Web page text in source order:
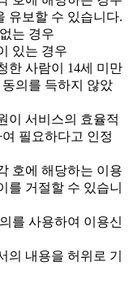
유보할 수 있습니다.
는 경우
있는 경우
한 사람이 14세 미만
의를 득하지 않았
이 서비스의 효율적
필요하다고 인정
호에 해당하는 이용
를 거절할 수 있습니
를 사용하여 이용신
의 내용을 허위로 기